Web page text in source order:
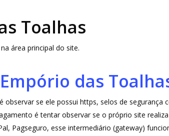
Toalhas
área principal do site.
Empório das
observar se ele possui https, selos de
é tentar observar se o próprio site
Pagseguro, esse intermediário (gateway)